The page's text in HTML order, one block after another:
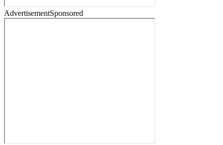
AdvertisementSponsored